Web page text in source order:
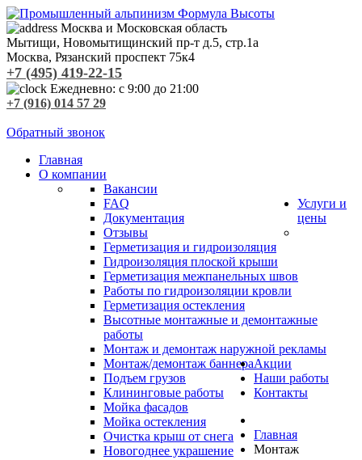
Москва и Московская область
Мытищи, Новомытищинский пр-т д.5, стр.1а
Москва, Рязанский проспект 75к4
+7 (495) 419-22-15
Ежедневно: с 9:00 до 21:00
+7 (916) 014 57 29
Обратный звонок
Главная
О компании
Вакансии
FAQ
Документация
Отзывы
Услуги и
цены
Герметизация и гидроизоляция
Гидроизоляция плоской крыши
Герметизация межпанельных швов
Работы по гидроизоляции кровли
Герметизация остекления
Высотные монтажные и демонтажные
работы
Монтаж и демонтаж наружной рекламы
Монтаж/демонтаж баннера
Подъем грузов
Клининговые работы
Мойка фасадов
Мойка остекления
Очистка крыш от снега
Новогоднее украшение
Акции
Наши работы
Контакты
Главная
Монтаж